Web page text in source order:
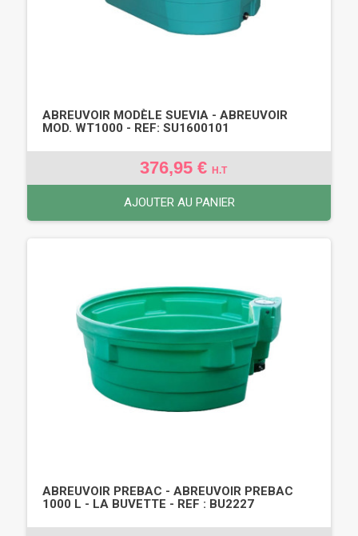
ABREUVOIR MODÈLE SUEVIA - ABREUVOIR
MOD. WT1000 - REF: SU1600101
376,95 € H.T
AJOUTER AU PANIER
ABREUVOIR PREBAC - ABREUVOIR PREBAC
1000 L - LA BUVETTE - REF : BU2227